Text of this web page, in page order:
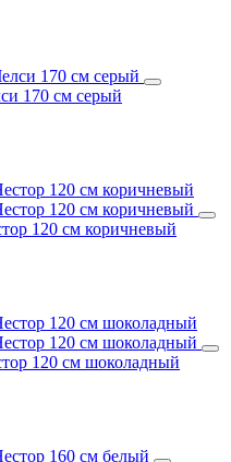
170 см серый
120 см коричневый
120 см шоколадный